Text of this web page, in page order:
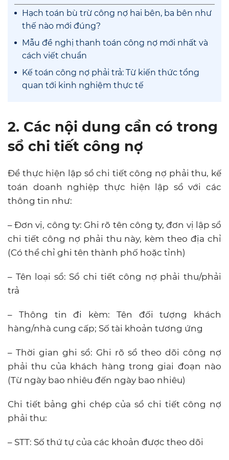
Hạch toán bù trừ công nợ hai bên, ba bên như
thế nào mới đúng?
Mẫu đề nghị thanh toán công nợ mới nhất và
cách viết chuẩn
Kế toán công nợ phải trả: Từ kiến thức tổng
quan tới kinh nghiệm thực tế
2. Các nội dung cần có trong
sổ chi tiết công nợ
Để thực hiện lập sổ chi tiết công nợ phải thu, kế
toán doanh nghiệp thực hiện lập sổ với các
thông tin như:
– Đơn vị, công ty: Ghi rõ tên công ty, đơn vị lập sổ
chi tiết công nợ phải thu này, kèm theo địa chỉ
(Có thể chỉ ghi tên thành phố hoặc tỉnh)
– Tên loại sổ: Sổ chi tiết công nợ phải thu/phải
trả
– Thông tin đi kèm: Tên đối tượng khách
hàng/nhà cung cấp; Số tài khoản tương ứng
– Thời gian ghi sổ: Ghi rõ sổ theo dõi công nợ
phải thu của khách hàng trong giai đoạn nào
(Từ ngày bao nhiêu đến ngày bao nhiêu)
Chi tiết bảng ghi chép của sổ chi tiết công nợ
phải thu:
– STT: Số thứ tự của các khoản được theo dõi